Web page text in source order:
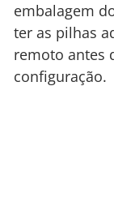
embalagem
ter as pilhas
remoto antes
configuração.